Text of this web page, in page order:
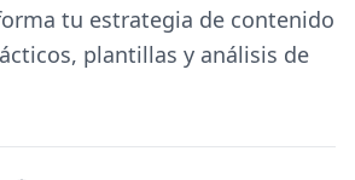
tu estrategia de contenido
plantillas y análisis de